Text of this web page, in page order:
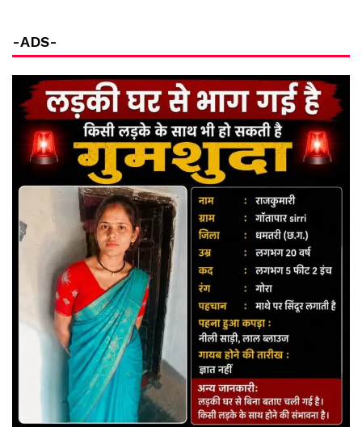
-ADS-